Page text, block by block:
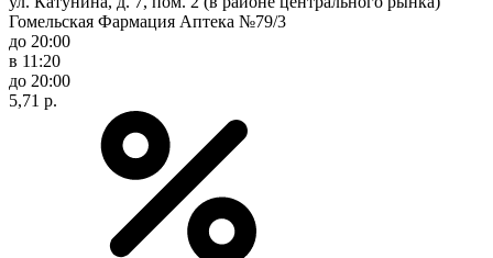
Гомельская Фармация Аптека №79/3
до 20:00
в 11:20
до 20:00
5,71 р.